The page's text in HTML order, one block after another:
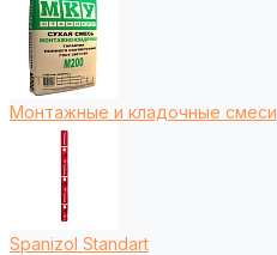
Монтажные и кладочные смеси
Spanizol Standart